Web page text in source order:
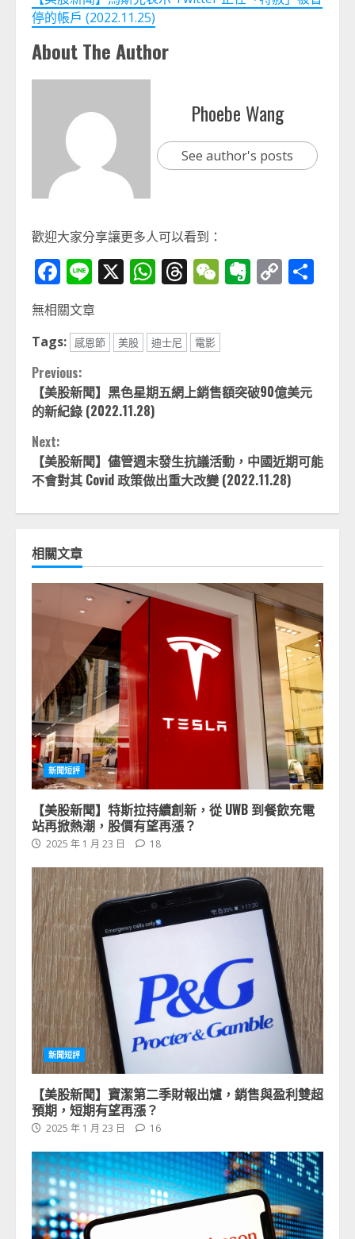
停的帳戶 (2022.11.25)
About The Author
Phoebe Wang
See author's posts
歡迎大家分享讓更多人可以看到：
Facebook
Line
X WhatsApp
Threads
WeChat
Evernote
Copy
無相關文章
Tags:
感恩節 美股 迪士尼 電影
Continue
Reading
Previous:
【美股新聞】黑色星期五網上銷售額突破90億美元
的新紀錄 (2022.11.28)
Next:
【美股新聞】儘管週末發生抗議活動，中國近期可能
不會對其 Covid 政策做出重大改變 (2022.11.28)
相關文章
新聞短評
【美股新聞】特斯拉持續創新，從 UWB 到餐飲充電
站再掀熱潮，股價有望再漲？
2025 年 1 月 23 日 18
新聞短評
【美股新聞】寶潔第二季財報出爐，銷售與盈利雙超
預期，短期有望再漲？
2025 年 1 月 23 日 16